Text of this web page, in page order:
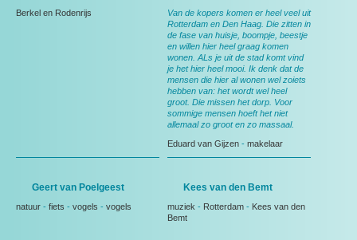
Berkel en Rodenrijs
Van de kopers komen er heel veel uit
Rotterdam en Den Haag. Die zitten in
de fase van huisje, boompje, beestje
en willen hier heel graag komen
wonen. ALs je uit de stad komt vind
je het hier heel mooi. Ik denk dat de
mensen die hier al wonen wel zoiets
hebben van: het wordt wel heel
groot. Die missen het dorp. Voor
sommige mensen hoeft het niet
allemaal zo groot en zo massaal.
Eduard van Gijzen - makelaar
Geert van Poelgeest
natuur - fiets - vogels - vogels
Kees van den Bemt
muziek - Rotterdam - Kees van den
Bemt